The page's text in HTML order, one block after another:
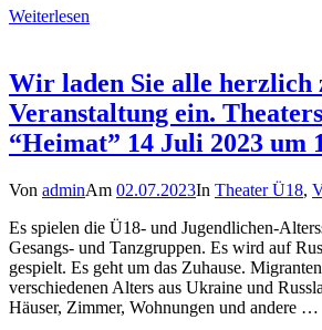
Weiterlesen
Wir laden Sie alle herzlich
Veranstaltung ein.
“Heimat” 14 Juli 2023 um
Von adminAm 02.07.2023In Theater Ü18,
Es spielen die Ü18- und Jugendlichen-
Gesangs- und Tanzgruppen. Es wird auf
gespielt. Es geht um das Zuhause.
verschiedenen Alters aus Ukraine und
Häuser, Zimmer, Wohnungen und andere …